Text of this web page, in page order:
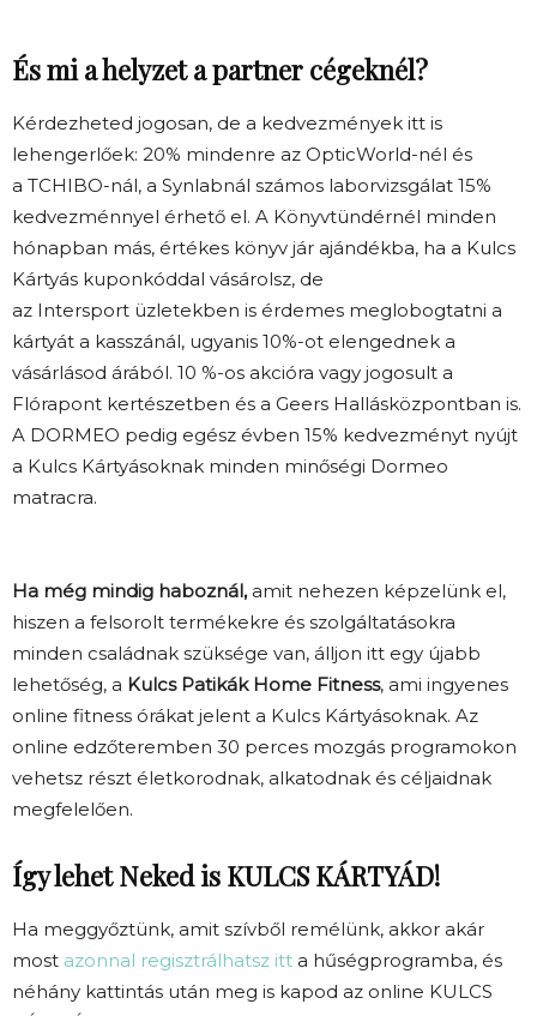
És mi a helyzet a partner cégeknél?
Kérdezheted jogosan, de a kedvezmények itt is
lehengerlőek: 20% mindenre az OpticWorld-nél és
a TCHIBO-nál, a Synlabnál számos laborvizsgálat 15%
kedvezménnyel érhető el. A Könyvtündérnél minden
hónapban más, értékes könyv jár ajándékba, ha a Kulcs
Kártyás kuponkóddal vásárolsz, de
az Intersport üzletekben is érdemes meglobogtatni a
kártyát a kasszánál, ugyanis 10%-ot elengednek a
vásárlásod árából. 10 %-os akcióra vagy jogosult a
Flórapont kertészetben és a Geers Hallásközpontban is.
A DORMEO pedig egész évben 15% kedvezményt nyújt
a Kulcs Kártyásoknak minden minőségi Dormeo
matracra.
Ha még mindig haboznál,amit nehezen képzelünk el,
hiszen a felsorolt termékekre és szolgáltatásokra
minden családnak szüksége van, álljon itt egy újabb
lehetőség, a Kulcs Patikák Home Fitness, ami ingyenes
online fitness órákat jelent a Kulcs Kártyásoknak. Az
online edzőteremben 30 perces mozgás programokon
vehetsz részt életkorodnak, alkatodnak és céljaidnak
megfelelően.
Így lehet Neked is KULCS KÁRTYÁD!
Ha meggyőztünk, amit szívből remélünk, akkor akár
most azonnal regisztrálhatsz itt a hűségprogramba, és
néhány kattintás után meg is kapod az online KULCS